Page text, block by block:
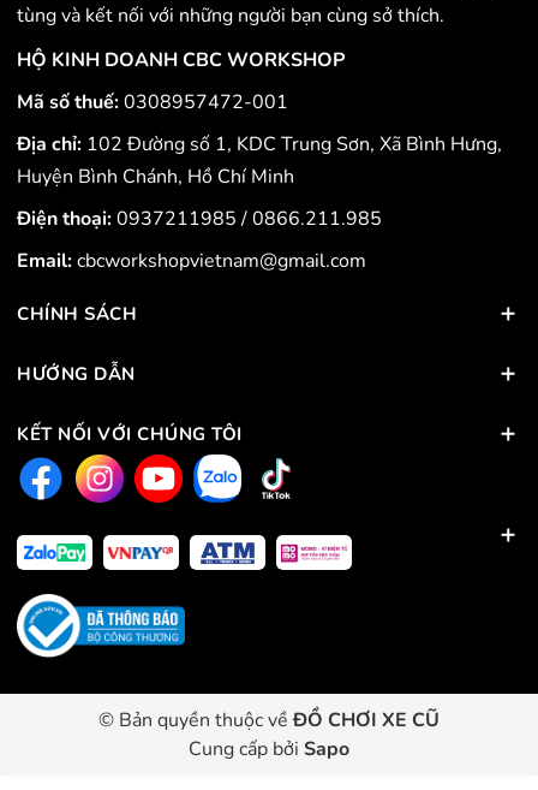
tùng và kết nối với những người bạn cùng sở thích.
HỘ KINH DOANH CBC WORKSHOP
Mã số thuế:0308957472-001
Địa chỉ: 102 Đường số 1, KDC Trung Sơn, Xã Bình Hưng,
Huyện Bình Chánh, Hồ Chí Minh
Điện thoại:0937211985/0866.211.985
Email:cbcworkshopvietnam@gmail.com
CHÍNH SÁCH
HƯỚNG DẪN
KẾT NỐI VỚI CHÚNG TÔI
© Bản quyền thuộc vềĐỒ CHƠI XE CŨ
Cung cấp bởi Sapo